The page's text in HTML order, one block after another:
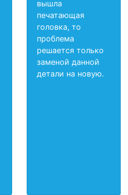
вышла
печатающая
головка, то
проблема
решается только
заменой данной
детали на новую.